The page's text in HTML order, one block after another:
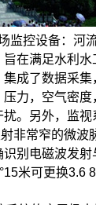
监控设备： 河
在满足水利
成了数据采集
力，空气密
。另外，监
非常窄的微
别电磁波发
米可更换3.6